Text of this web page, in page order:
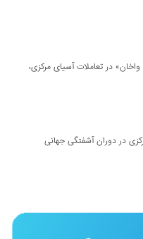
در تعاملات آسیای مرکزی،
در دوران آشفتگی جهانی